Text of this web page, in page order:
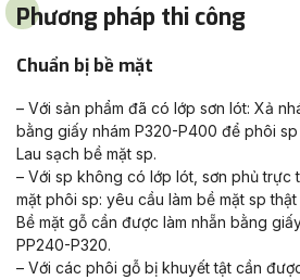
Phương pháp thi công
Chuẩn bị bề mặt
– Với sản phẩm đã có lớp sơn lót: Xả
bằng giấy nhám P320-P400 để phôi sp
Lau sạch bề mặt sp.
– Với sp không có lớp lót, sơn phủ trực
mặt phôi sp: yêu cầu làm bề mặt sp thật
Bề mặt gỗ cần được làm nhẵn bằng
PP240-P320.
– Với các phôi gỗ bị khuyết tật cần